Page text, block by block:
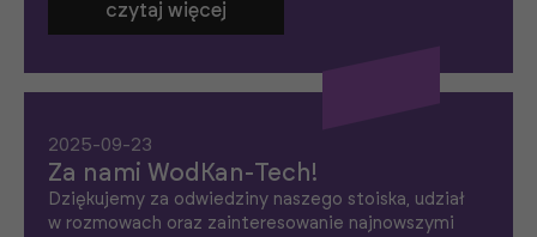
czytaj więcej
2025-09-23
Za nami WodKan-Tech!
Dziękujemy za odwiedziny naszego stoiska, udział
w rozmowach oraz zainteresowanie najnowszymi